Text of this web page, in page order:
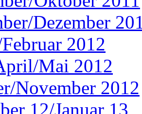
Dezember
2012
Mai 2012
November 2012
12/Januar 13